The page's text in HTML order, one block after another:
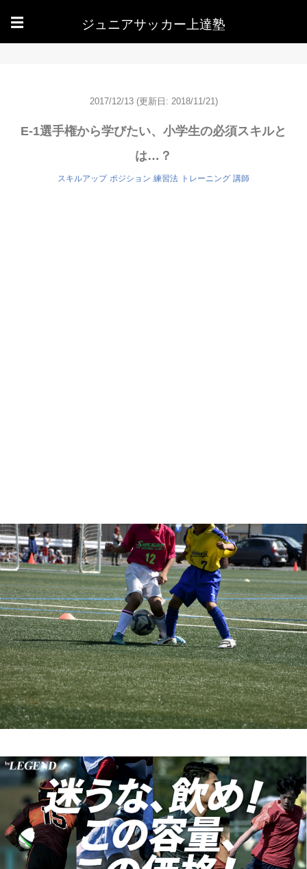
☰ ジュニアサッカー上達塾
2017/12/13 (更新日: 2018/11/21)
E-1選手権から学びたい、小学生の必須スキルと
は…？
スキルアップ ポジション 練習法 トレーニング 講師